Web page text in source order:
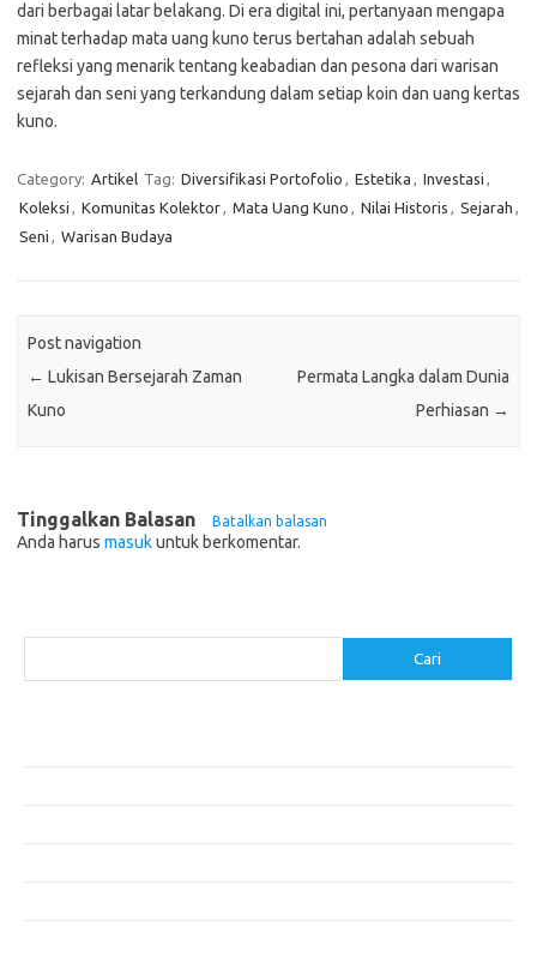
dari berbagai latar belakang. Di era digital ini, pertanyaan mengapa
minat terhadap mata uang kuno terus bertahan adalah sebuah
refleksi yang menarik tentang keabadian dan pesona dari warisan
sejarah dan seni yang terkandung dalam setiap koin dan uang kertas
kuno.
Category: Artikel Tag: Diversifikasi Portofolio , Estetika , Investasi ,
Koleksi , Komunitas Kolektor, Mata Uang Kuno , Nilai Historis , Sejarah ,
Seni , Warisan Budaya
Post navigation
← Lukisan Bersejarah Zaman
Kuno
Permata Langka dalam Dunia
Perhiasan →
Tinggalkan Balasan Batalkan balasan
Anda harus masukuntuk berkomentar.
Cari